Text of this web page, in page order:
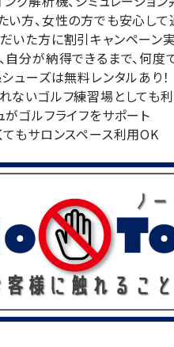
い方、女性の方でも安心し
いた方に割引キャンペーン
分が納得できるまで、何度
ューズは無料レンタルあり！
いゴルフ練習場としても利
ゴルフライフをサポート
もサロンスペース利用OK